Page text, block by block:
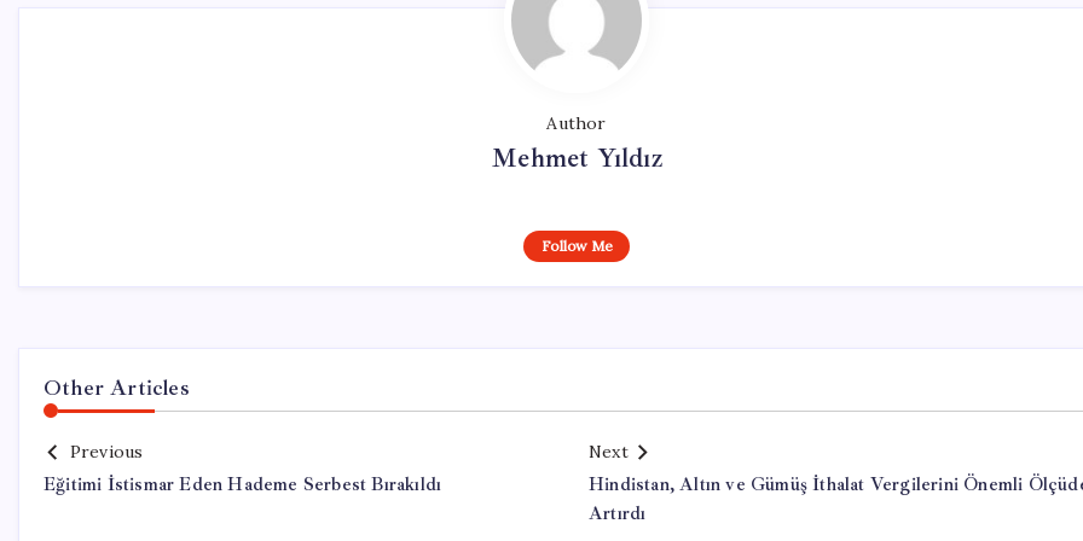
Author
Mehmet Yıldız
Follow Me
Other Articles
Previous
Eğitimi İstismar Eden Hademe Serbest Bırakıldı
Next
Hindistan, Altın ve Gümüş İthalat Vergilerini Önemli
Artırdı